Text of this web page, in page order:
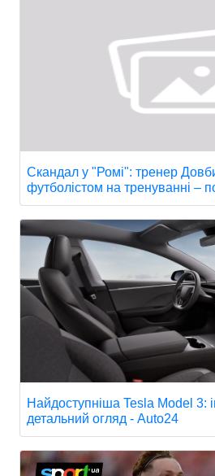
Скандал у "Ромі": тренер
футболістом на тренуванні –
Найдоступніша Tesla Model 3:
детальний огляд - Auto24